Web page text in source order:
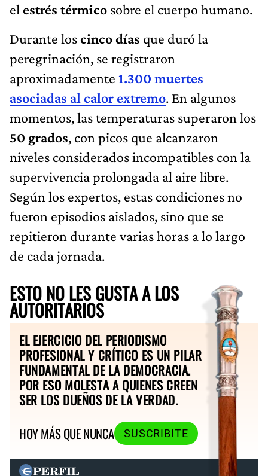
el estrés térmico sobre el cuerpo humano.
Durante loscinco días que duró la
peregrinación, se registraron
aproximadamente 1.300 muertes
asociadas al calor extremo. En algunos
momentos, las temperaturas superaron los
50 grados, con picos que alcanzaron
niveles considerados incompatibles con la
supervivencia prolongada al aire libre.
Según los expertos, estas condiciones no
fueron episodios aislados, sino que se
repitieron durante varias horas a lo largo
de cada jornada.
ESTO NO LES GUSTA A LOS
AUTORITARIOS
EL EJERCICIO DEL PERIODISMO
PROFESIONAL Y CRÍTICO ES UN PILAR
FUNDAMENTAL DE LA DEMOCRACIA.
POR ESO MOLESTA A QUIENES CREEN
SER LOS DUEÑOS DE LA VERDAD.
HOY MÁS QUE NUNCA
SUSCRIBITE